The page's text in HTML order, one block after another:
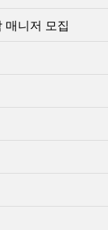
매니저 모집